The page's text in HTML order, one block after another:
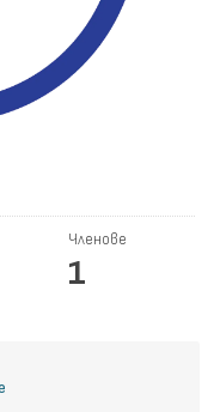
Членове
1